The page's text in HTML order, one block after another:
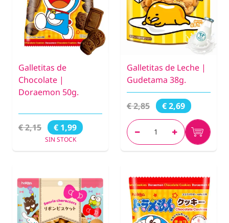
Galletitas de
Chocolate |
Doraemon 50g.
€ 2,15 € 1,99
SIN STOCK
Galletitas de Leche |
Gudetama 38g.
€ 2,85 € 2,69